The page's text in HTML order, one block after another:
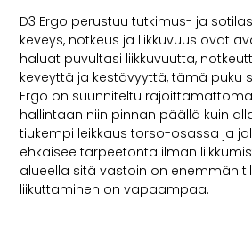
D3 Ergo perustuu tutkimus- ja
keveys, notkeus ja liikkuvuus ovat
haluat puvultasi liikkuvuutta,
keveyttä ja kestävyyttä, tämä puku
Ergo on suunniteltu
hallintaan niin pinnan päällä kuin
tiukempi leikkaus torso-osassa ja
ehkäisee tarpeetonta ilman
alueella sitä vastoin on enemmän
liikuttaminen on vapaampaa.